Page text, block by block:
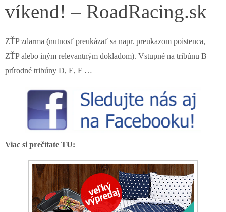
víkend! – RoadRacing.sk
ZŤP zdarma (nutnosť preukázať sa napr. preukazom poistenca,
ZŤP alebo iným relevantným dokladom). Vstupné na tribúnu B +
prírodné tribúny D, E, F …
Viac si prečítate TU: